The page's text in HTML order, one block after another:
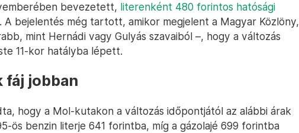
bevezetett, literenként 480 forintos hatósági
. A bejelentés még tartott, amikor megjelent a Magyar Közlöny,
mint Hernádi vagy Gulyás szavaiból –, hogy a változás
11-kor hatályba lépett.
fáj jobban
hogy a Mol-kutakon a változás időpontjától az alábbi árak
ös benzin literje 641 forintba, míg a gázolajé 699 forintba